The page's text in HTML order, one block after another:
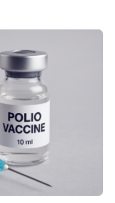
geheilt
Therapien, die
und normales
um Daniel Merk vom
am
eine solche
des
Sander-